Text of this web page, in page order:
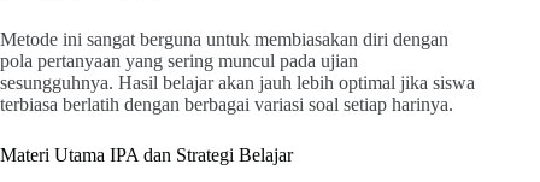
Metode ini sangat berguna untuk membiasakan diri dengan
pola pertanyaan yang sering muncul pada ujian
sesungguhnya. Hasil belajar akan jauh lebih optimal jika siswa
terbiasa berlatih dengan berbagai variasi soal setiap harinya.
Materi Utama IPA dan Strategi Belajar